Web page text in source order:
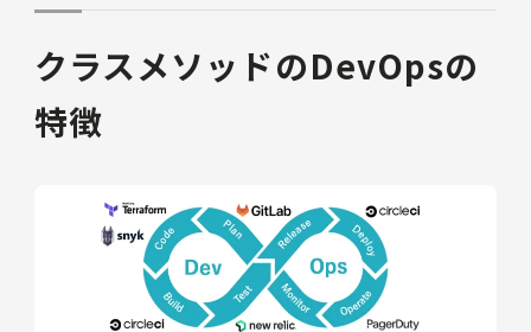
クラスメソッドのDevOpsの
特徴